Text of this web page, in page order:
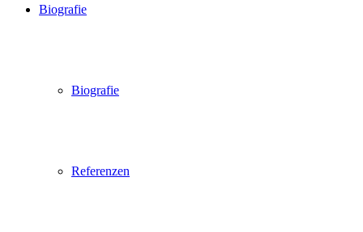
Biografie
Biografie
Referenzen